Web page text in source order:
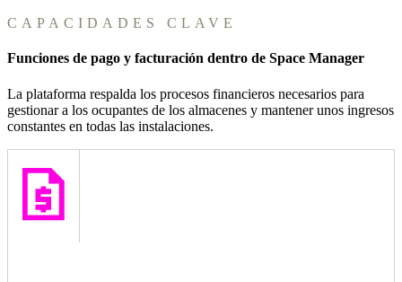
CAPACIDADES CLAVE
Funciones de pago y facturación dentro de Space Manager
La plataforma respalda los procesos financieros necesarios para
gestionar a los ocupantes de los almacenes y mantener unos ingresos
constantes en todas las instalaciones.